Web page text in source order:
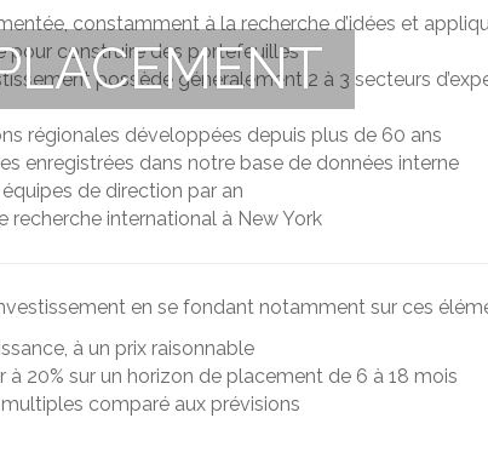
constamment à la recherche d’idées et
pour construire des portefeuilles
possède généralement 2 à 3 secteurs
régionales développées depuis plus de 60 ans
enregistrées dans notre base de données interne
de direction par an
recherche international à New York
en se fondant notamment sur ces
à un prix raisonnable
à 20% sur un horizon de placement de 6 à 18 mois
comparé aux prévisions